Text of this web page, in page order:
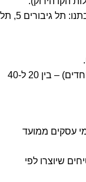
איסוף עצמי – ללא עלות, בתיאום מראש מכתובתנו: תל גיבורים 5, תל
מוצרים בהתאמה אישית (מידות ו/או צבעים מיוחדים) – בין 20 ל-40
מהמלאי – ניתן לבצע החלפה תוך 14 ימי עסקים ממועד
שיוצרו לפי